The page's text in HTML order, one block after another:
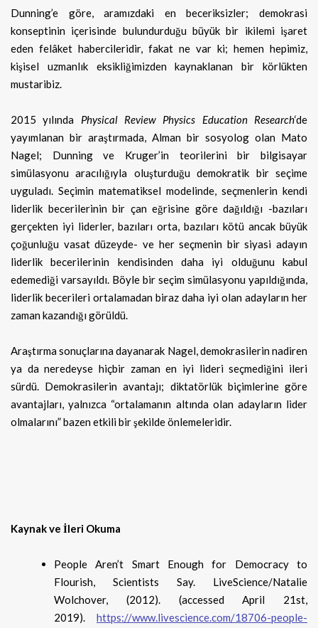
Dunning’e göre, aramızdaki en beceriksizler; demokrasi
konseptinin içerisinde bulundurduğu büyük bir ikilemi işaret
eden felâket habercileridir, fakat ne var ki; hemen hepimiz,
kişisel uzmanlık eksikliğimizden kaynaklanan bir körlükten
mustaribiz.
2015 yılında Physical Review Physics Education Research‘de
yayımlanan bir araştırmada, Alman bir sosyolog olan Mato
Nagel; Dunning ve Kruger’in teorilerini bir bilgisayar
simülasyonu aracılığıyla oluşturduğu demokratik bir seçime
uyguladı. Seçimin matematiksel modelinde, seçmenlerin kendi
liderlik becerilerinin bir çan eğrisine göre dağıldığı -bazıları
gerçekten iyi liderler, bazıları orta, bazıları kötü ancak büyük
çoğunluğu vasat düzeyde- ve her seçmenin bir siyasi adayın
liderlik becerilerinin kendisinden daha iyi olduğunu kabul
edemediği varsayıldı. Böyle bir seçim simülasyonu yapıldığında,
liderlik becerileri ortalamadan biraz daha iyi olan adayların her
zaman kazandığı görüldü.
Araştırma sonuçlarına dayanarak Nagel, demokrasilerin nadiren
ya da neredeyse hiçbir zaman en iyi lideri seçmediğini ileri
sürdü. Demokrasilerin avantajı; diktatörlük biçimlerine göre
avantajları, yalnızca “ortalamanın altında olan adayların lider
olmalarını” bazen etkili bir şekilde önlemeleridir.
Kaynak ve İleri Okuma
People Aren’t Smart Enough for Democracy to
Flourish, Scientists Say. LiveScience/Natalie
Wolchover, (2012). (accessed April 21st,
2019). https://www.livescience.com/18706-people-